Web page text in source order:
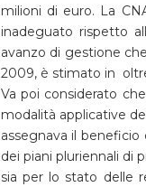
milioni di euro. La
inadeguato rispetto
avanzo di gestione
2009, è stimato in
Va poi considerato
modalità applicative
assegnava il
dei piani pluriennali di
sia per lo stato delle